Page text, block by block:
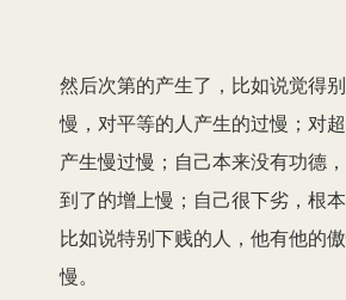
然后次第的产生了，比如说觉得
慢，对平等的人产生的过慢；对
产生慢过慢；自己本来没有功德
到了的增上慢；自己很下劣，根
比如说特别下贱的人，他有他的
慢。